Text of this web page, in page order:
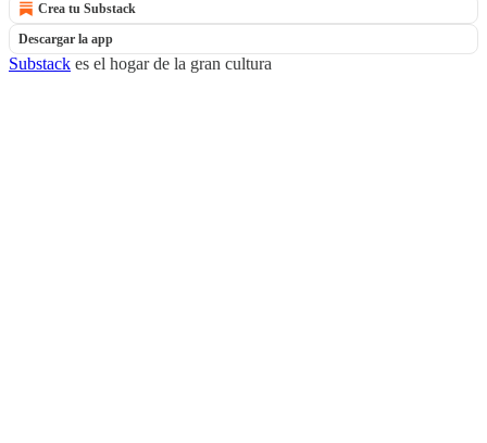
Crea tu Substack
Descargar la app
Substack es el hogar de la gran cultura